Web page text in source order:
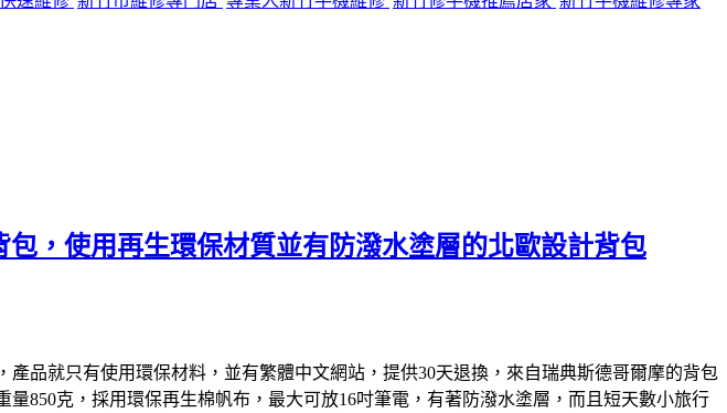
包，使用再生環保材質並有防潑水塗層的北歐設計背包
品就只有使用環保材料，並有繁體中文網站，提供30天退換，來自瑞典斯德哥爾摩的背包
850克，採用環保再生棉帆布，最大可放16吋筆電，有著防潑水塗層，而且短天數小旅行